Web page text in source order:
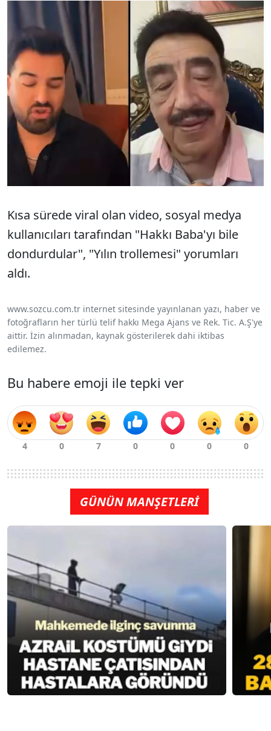
Kısa sürede viral olan video, sosyal medya
kullanıcıları tarafından "Hakkı Baba'yı bile
dondurdular", "Yılın trollemesi" yorumları
aldı.
www.sozcu.com.tr internet sitesinde yayınlanan yazı, haber ve
fotoğrafların her türlü telif hakkı Mega Ajans ve Rek. Tic. A.Ş'ye
aittir. İzin alınmadan, kaynak gösterilerek dahi iktibas
edilemez.
Bu habere emoji ile tepki ver
GÜNÜN MANŞETLERİ